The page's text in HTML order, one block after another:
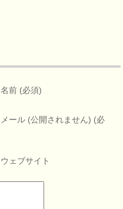
名前 (必須)
メール (公開されません) (必
ウェブサイト